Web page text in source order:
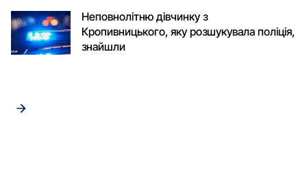
Неповнолітню дівчинку з
Кропивницького, яку розшукувала поліція,
знайшли